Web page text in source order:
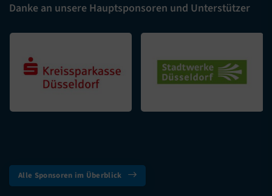
Danke an unsere Hauptsponsoren und Unterstützer
Alle Sponsoren im Überblick